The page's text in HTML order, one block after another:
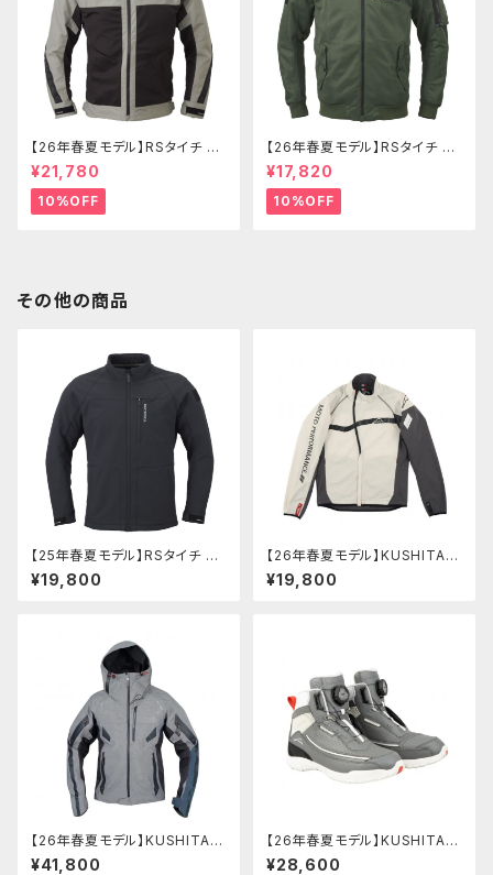
【26年春夏モデル】RSタイチ RS
J345 トルクエアージャケット
¥21,780
10%OFF
【26年春夏モデル】RSタイチ RS
J351 エアーフライトジャケット
¥17,820
10%OFF
その他の商品
【25年春夏モデル】RSタイチ RS
J355 クイックドライスマートジ
ャケット
¥19,800
【26年春夏モデル】KUSHITANI
K-2463 ウインドブレーカー
¥19,800
【26年春夏モデル】KUSHITANI
K-2453 アメニタジャケット
¥41,800
【26年春夏モデル】KUSHITANI
K-6307 フローシューズ
¥28,600